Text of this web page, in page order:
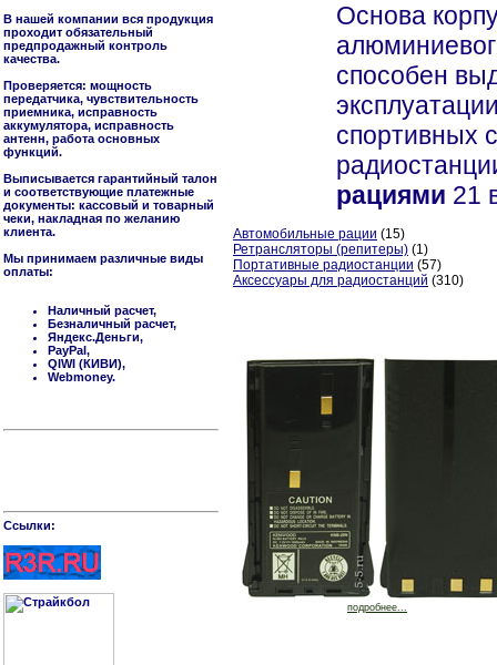
В нашей компании вся продукция
проходит обязательный
предпродажный контроль
качества.
Проверяется: мощность
передатчика, чувствительность
приемника, исправность
аккумулятора, исправность
антенн, работа основных
функций.
Выписывается гарантийный талон
и соответствующие платежные
документы: кассовый и товарный
чеки, накладная по желанию
клиента.
Мы принимаем различные виды
оплаты:
Наличный расчет,
Безналичный расчет,
Яндекс.Деньги,
PayPal,
QIWI (КИВИ),
Webmoney.
Cсылки:
Основа
способен
спортивных
рациями 21
Автомобильные рации (15)
Ретрансляторы (репитеры) (1)
Портативные радиостанции (57)
Аксессуары для радиостанций (310)
подробнее...